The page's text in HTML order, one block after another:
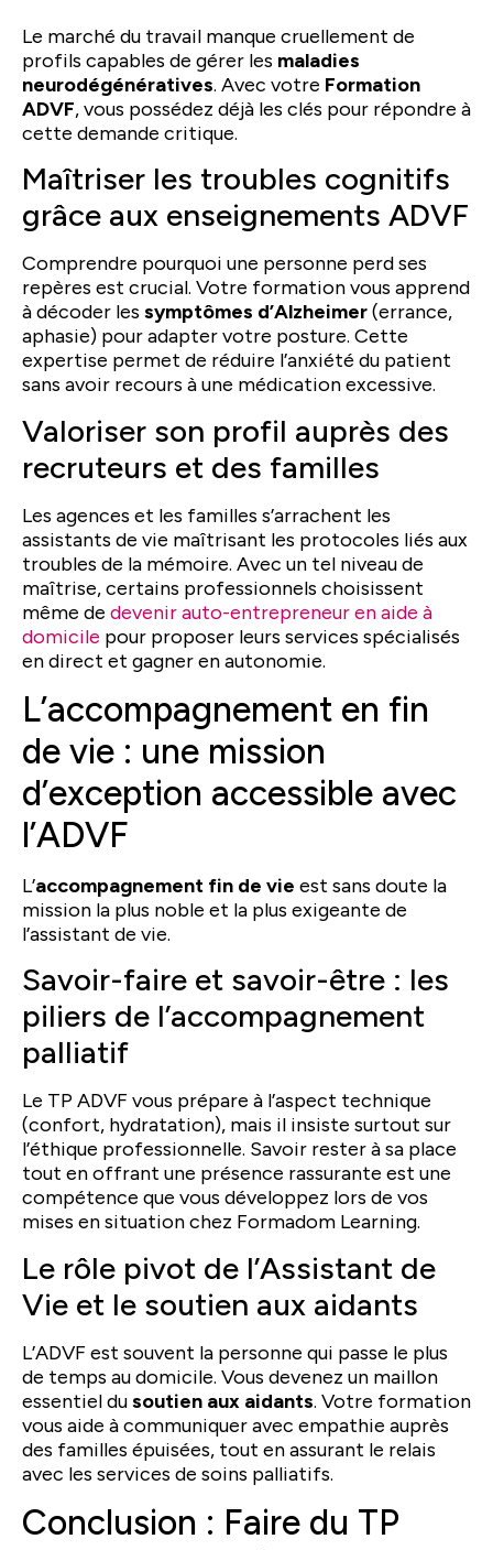
Le marché du travail manque cruellement de
profils capables de gérer les maladies
neurodégénératives. Avec votre Formation
ADVF, vous possédez déjà les clés pour répondre à
cette demande critique.
Maîtriser les troubles cognitifs
grâce aux enseignements ADVF
Comprendre pourquoi une personne perd ses
repères est crucial. Votre formation vous apprend
à décoder les symptômes d’Alzheimer(errance,
aphasie) pour adapter votre posture. Cette
expertise permet de réduire l’anxiété du patient
sans avoir recours à une médication excessive.
Valoriser son profil auprès des
recruteurs et des familles
Les agences et les familles s’arrachent les
assistants de vie maîtrisant les protocoles liés aux
troubles de la mémoire. Avec un tel niveau de
maîtrise, certains professionnels choisissent
même de devenir auto-entrepreneur en aide à
domicile pour proposer leurs services spécialisés
en direct et gagner en autonomie.
L’accompagnement en fin
de vie : une mission
d’exception accessible avec
l’ADVF
L’accompagnement fin de vie est sans doute la
mission la plus noble et la plus exigeante de
l’assistant de vie.
Savoir-faire et savoir-être : les
piliers de l’accompagnement
palliatif
Le TP ADVF vous prépare à l’aspect technique
(confort, hydratation), mais il insiste surtout sur
l’éthique professionnelle. Savoir rester à sa place
tout en offrant une présence rassurante est une
compétence que vous développez lors de vos
mises en situation chez Formadom Learning.
Le rôle pivot de l’Assistant de
Vie et le soutien aux aidants
L’ADVF est souvent la personne qui passe le plus
de temps au domicile. Vous devenez un maillon
essentiel dusoutien aux aidants. Votre formation
vous aide à communiquer avec empathie auprès
des familles épuisées, tout en assurant le relais
avec les services de soins palliatifs.
Conclusion : Faire du TP